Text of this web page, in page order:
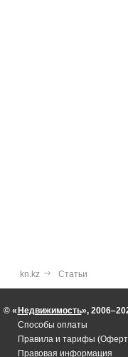
kn.kz Статьи
© « Недвижимость»,
Способы оплаты
Правила и тарифы
Правовая информация